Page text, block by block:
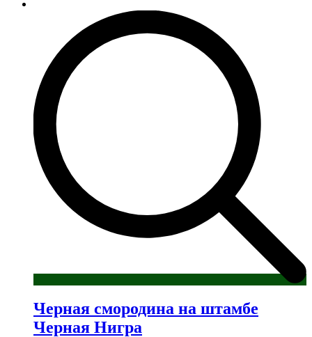
вариаций.
Черная смородина на штамбе
Черная Нигра